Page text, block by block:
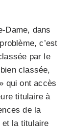
Dame, dans
c’est
par le
classée,
qui ont accès
titulaire à
de la
et la titulaire